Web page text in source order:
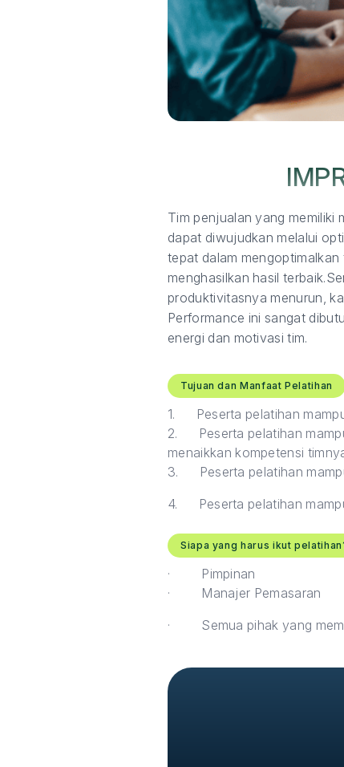
Tim penjualan yang memiliki
dapat diwujudkan melalui
tepat dalam
menghasilkan hasil
produktivitasnya menurun,
Performance ini sangat
energi dan motivasi tim.
Tujuan dan Manfaat Pelatihan
1.
Peserta pelatihan
2.
Peserta pelatihan
menaikkan kompetensi
3.
Peserta pelatihan
4.
Peserta pelatihan
Siapa yang harus ikut
·
Pimpinan
·
Manajer Pemasaran
·
Semua pihak yang